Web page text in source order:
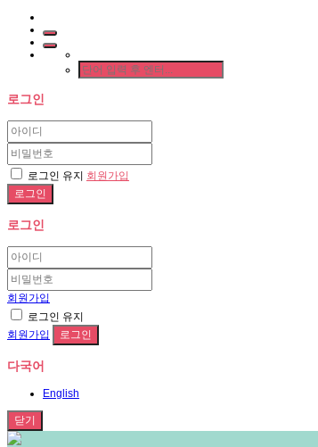
로그인
로그인 유지 회원가입
로그인
회원가입
로그인 유지
회원가입
다국어
English
닫기